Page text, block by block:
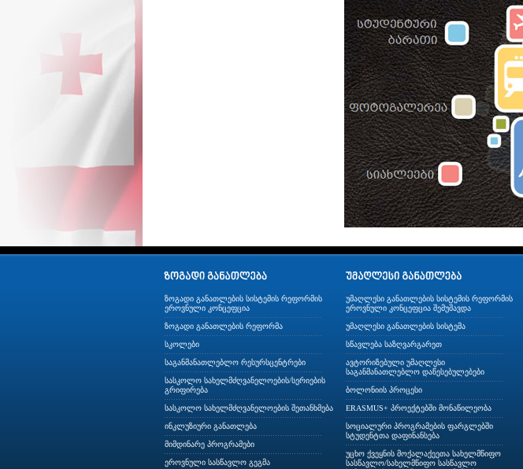
ზოგადი განათლების სისტემის რეფორმის
ეროვნული კონცეფცია
ზოგადი განათლების რეფორმა
სკოლები
საგანმანათლებლო რესურსცენტრები
სასკოლო სახელმძღვანელოების/სერიების
გრიფირება
სასკოლო სახელმძღვანელოების შეთანხმება
ინკლუზიური განათლება
მიმდინარე პროგრამები
ეროვნული სასწავლო გეგმა
უმაღლესი განათლების სისტემის რეფორმის
ეროვნული კონცეფცია შემუშავდა
უმაღლესი განათლების სისტემა
სწავლება საზღვარგარეთ
ავტორიზებული უმაღლესი
საგანმანათლებლო დაწესებულებები
ბოლონიის პროცესი
ERASMUS+ პროექტებში მონაწილეობა
სოციალური პროგრამების ფარგლებში
სტუდენტთა დაფინანსება
უცხო ქვეყნის მოქალაქეეთა სახელმწიფო
სასწავლო/სახელმწიფო სასწავლო